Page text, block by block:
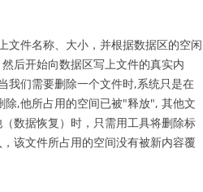
文件名称、大小，并根据数据区的空闲
后开始向数据区写上文件的真实内
们需要删除一个文件时,系统只是在
,他所占用的空间已被"释放", 其他文
数据恢复）时，只需用工具将删除标
该文件所占用的空间没有被新内容覆